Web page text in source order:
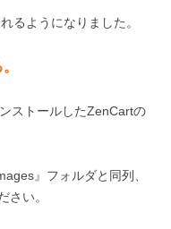
るようになりました。
ストールしたZenCartの
』フォルダと同列、
さい。